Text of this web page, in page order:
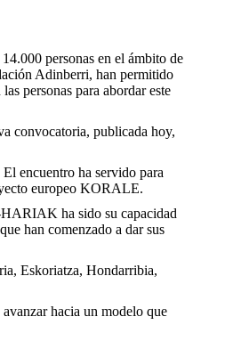
personas en el ámbito de
Adinberri, han permitido
personas para abordar este
convocatoria, publicada hoy,
encuentro ha servido para
europeo KORALE.
ha sido su capacidad
han comenzado a dar sus
Eskoriatza, Hondarribia,
hacia un modelo que